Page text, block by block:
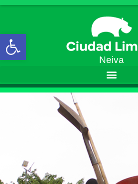
Open toolbar
Neiva